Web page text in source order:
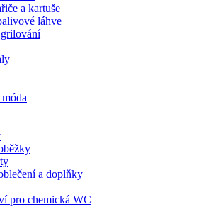
a kartuše
láhve
a doplňky
pro chemická WC